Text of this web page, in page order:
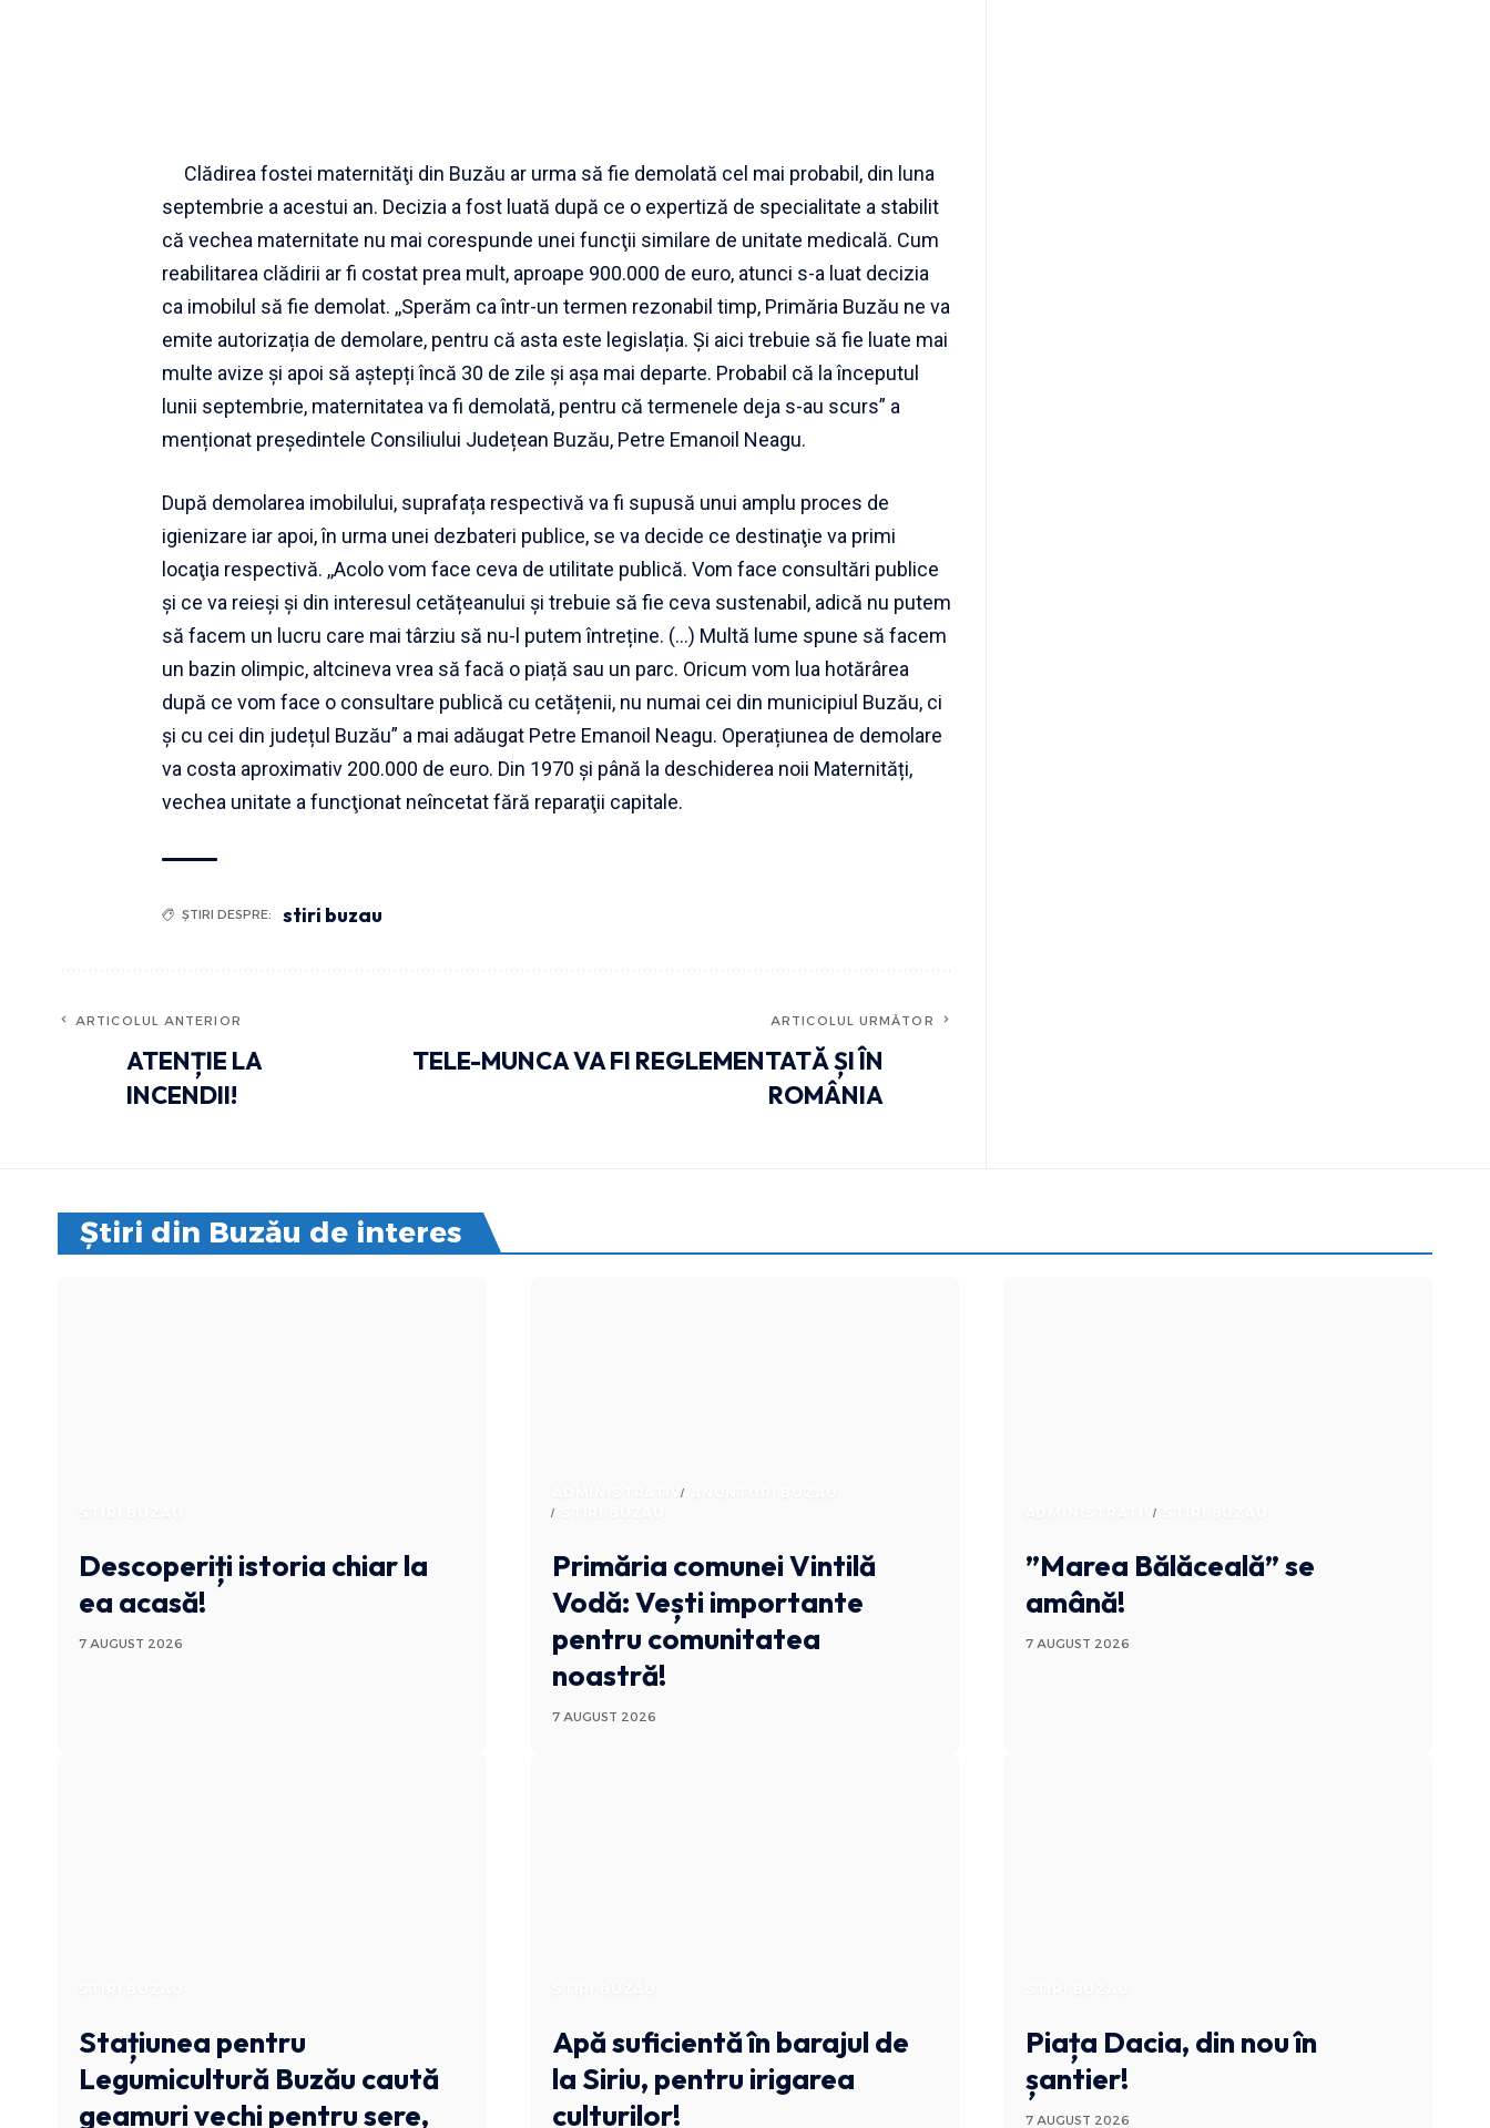
Clădirea fostei maternităţi din Buzău ar urma să fie demolată cel mai probabil, din luna
septembrie a acestui an. Decizia a fost luată după ce o expertiză de specialitate a stabilit
că vechea maternitate nu mai corespunde unei funcţii similare de unitate medicală. Cum
reabilitarea clădirii ar fi costat prea mult, aproape 900.000 de euro, atunci s-a luat decizia
ca imobilul să fie demolat. ,,Sperăm ca într-un termen rezonabil timp, Primăria Buzău ne va
emite autorizația de demolare, pentru că asta este legislația. Și aici trebuie să fie luate mai
multe avize și apoi să aștepți încă 30 de zile și așa mai departe. Probabil că la începutul
lunii septembrie, maternitatea va fi demolată, pentru că termenele deja s-au scurs” a
menționat președintele Consiliului Județean Buzău, Petre Emanoil Neagu.
După demolarea imobilului, suprafața respectivă va fi supusă unui amplu proces de
igienizare iar apoi, în urma unei dezbateri publice, se va decide ce destinaţie va primi
locaţia respectivă. ,,Acolo vom face ceva de utilitate publică. Vom face consultări publice
și ce va reieși și din interesul cetățeanului și trebuie să fie ceva sustenabil, adică nu putem
să facem un lucru care mai târziu să nu-l putem întreține. (…) Multă lume spune să facem
un bazin olimpic, altcineva vrea să facă o piață sau un parc. Oricum vom lua hotărârea
după ce vom face o consultare publică cu cetățenii, nu numai cei din municipiul Buzău, ci
și cu cei din județul Buzău” a mai adăugat Petre Emanoil Neagu. Operațiunea de demolare
va costa aproximativ 200.000 de euro. Din 1970 şi până la deschiderea noii Maternități,
vechea unitate a funcţionat neîncetat fără reparaţii capitale.
ȘTIRI DESPRE: stiri buzau
ARTICOLUL ANTERIOR
ATENȚIE LA
INCENDII!
ARTICOLUL URMĂTOR
TELE-MUNCA VA FI REGLEMENTATĂ ȘI ÎN
ROMÂNIA
Știri din Buzău de interes
Descoperiți istoria chiar la
ea acasă!
7 AUGUST 2026
ADMINISTRATIV
Primăria comunei Vintilă
Vodă: Vești importante
pentru comunitatea
noastră!
7 AUGUST 2026
ADMINISTRATIV
”Marea Bălăceală” se
amână!
7 AUGUST 2026
Stațiunea pentru
Legumicultură Buzău caută
geamuri vechi pentru sere,
Apă suficientă în barajul de
la Siriu, pentru irigarea
culturilor!
Piața Dacia, din nou în
șantier!
7 AUGUST 2026